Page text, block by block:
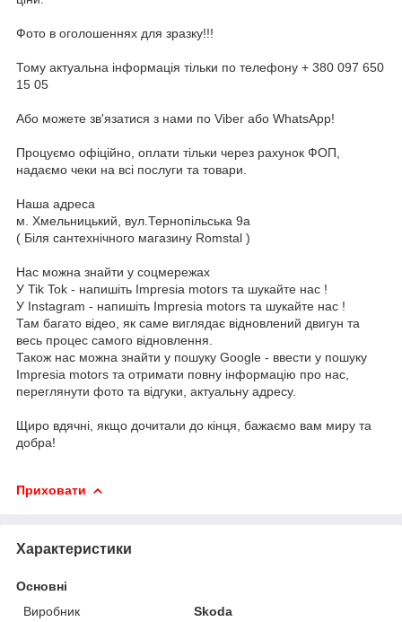
Фото в оголошеннях для зразку!!!
Тому актуальна інформація тільки по телефону + 380 097 650
15 05
Або можете зв'язатися з нами по Viber або WhatsApp!
Процуємо офіційно, оплати тільки через рахунок ФОП,
надаємо чеки на всі послуги та товари.
Наша адреса
м. Хмельницький, вул.Тернопільська 9а
( Біля сантехнічного магазину Romstal )
Нас можна знайти у соцмережах
У Tik Tok - напишіть Impresia motors та шукайте нас !
У Instagram - напишіть Impresia motors та шукайте нас !
Там багато відео, як саме виглядає відновлений двигун та
весь процес самого відновлення.
Також нас можна знайти у пошуку Google - ввести у пошуку
Impresia motors та отримати повну інформацію про нас,
переглянути фото та відгуки, актуальну адресу.
Щиро вдячні, якщо дочитали до кінця, бажаємо вам миру та
добра!
Приховати
Характеристики
Основні
Виробник
Skoda